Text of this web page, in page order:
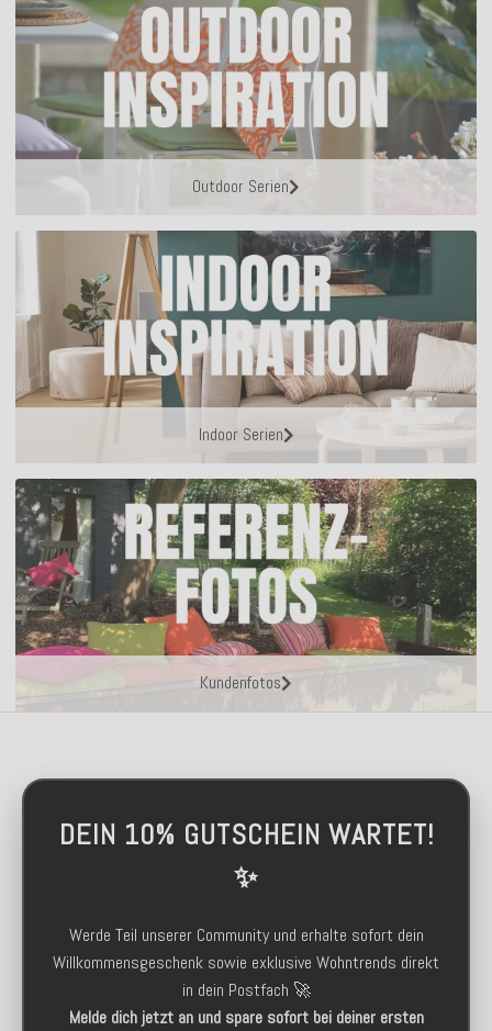
Outdoor Serien
Indoor Serien
Kundenfotos
DEIN 10% GUTSCHEIN WARTET!
✨
Werde Teil unserer Community und erhalte sofort dein
Willkommensgeschenk sowie exklusive Wohntrends direkt
in dein Postfach 🚀
Melde dich jetzt an und spare sofort bei deiner ersten